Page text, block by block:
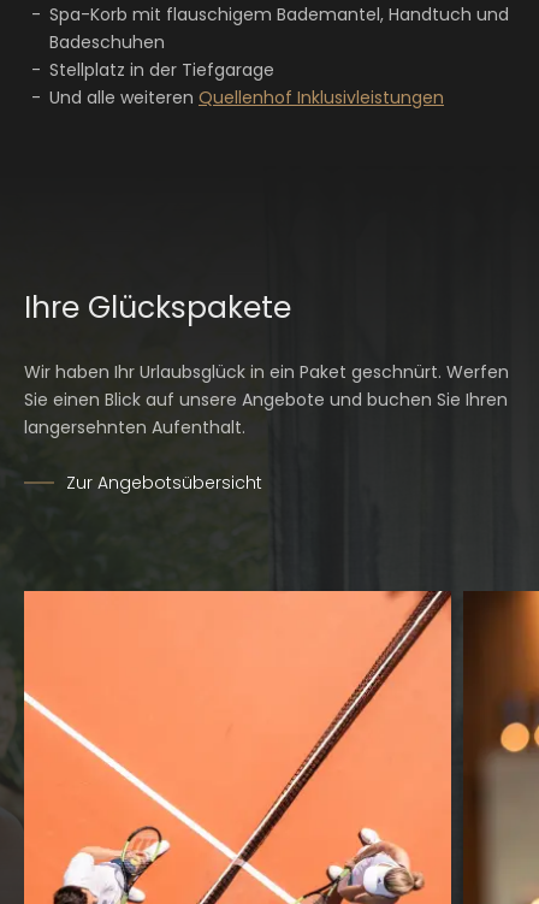
Spa-Korb mit flauschigem Bademantel, Handtuch und
Badeschuhen
Stellplatz in der Tiefgarage
Und alle weiteren Quellenhof Inklusivleistungen
Ihre Glückspakete
Wir haben Ihr Urlaubsglück in ein Paket geschnürt. Werfen
Sie einen Blick auf unsere Angebote und buchen Sie Ihren
langersehnten Aufenthalt.
Zur Angebotsübersicht